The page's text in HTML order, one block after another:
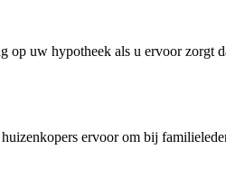
uw hypotheek als u ervoor
ervoor om bij